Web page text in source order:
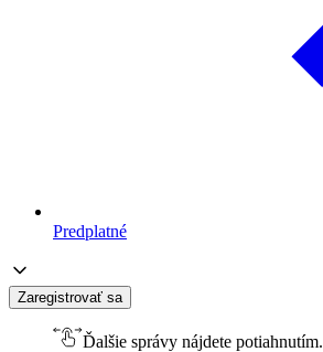
Predplatné
Zaregistrovať sa
Ďalšie správy nájdete potiahnutím.